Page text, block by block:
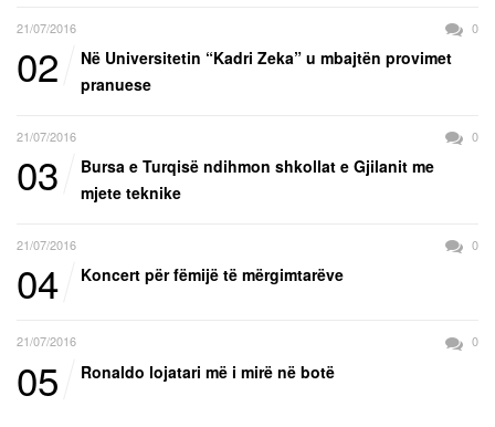
21/07/2016 0
02
Në Universitetin “Kadri Zeka” u mbajtën provimet
pranuese
21/07/2016 0
03
Bursa e Turqisë ndihmon shkollat e Gjilanit me
mjete teknike
21/07/2016 0
04 Koncert për fëmijë të mërgimtarëve
21/07/2016 0
05 Ronaldo lojatari më i mirë në botë